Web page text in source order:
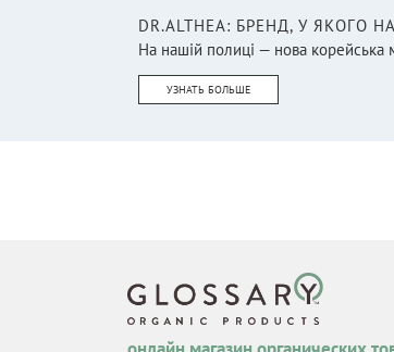
DR.ALTHEA: БРЕНД, У ЯКОГО
На нашій полиці — нова корейська
УЗНАТЬ БОЛЬШЕ